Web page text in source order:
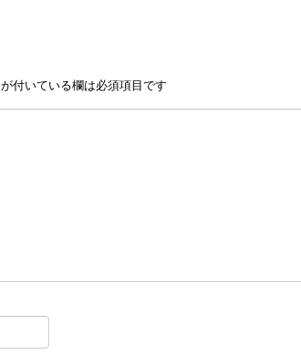
が付いている欄は必須項目です